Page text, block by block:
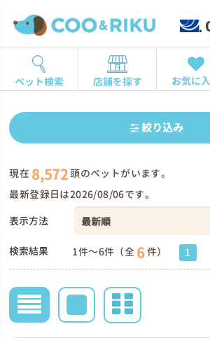
ペット検索 店舗を探す お気に
絞り込み
現在 8,572頭のペットがいます。
最新登録日は2026/08/06です。
表示方法
検索結果 1件～6件（全 6件） 1